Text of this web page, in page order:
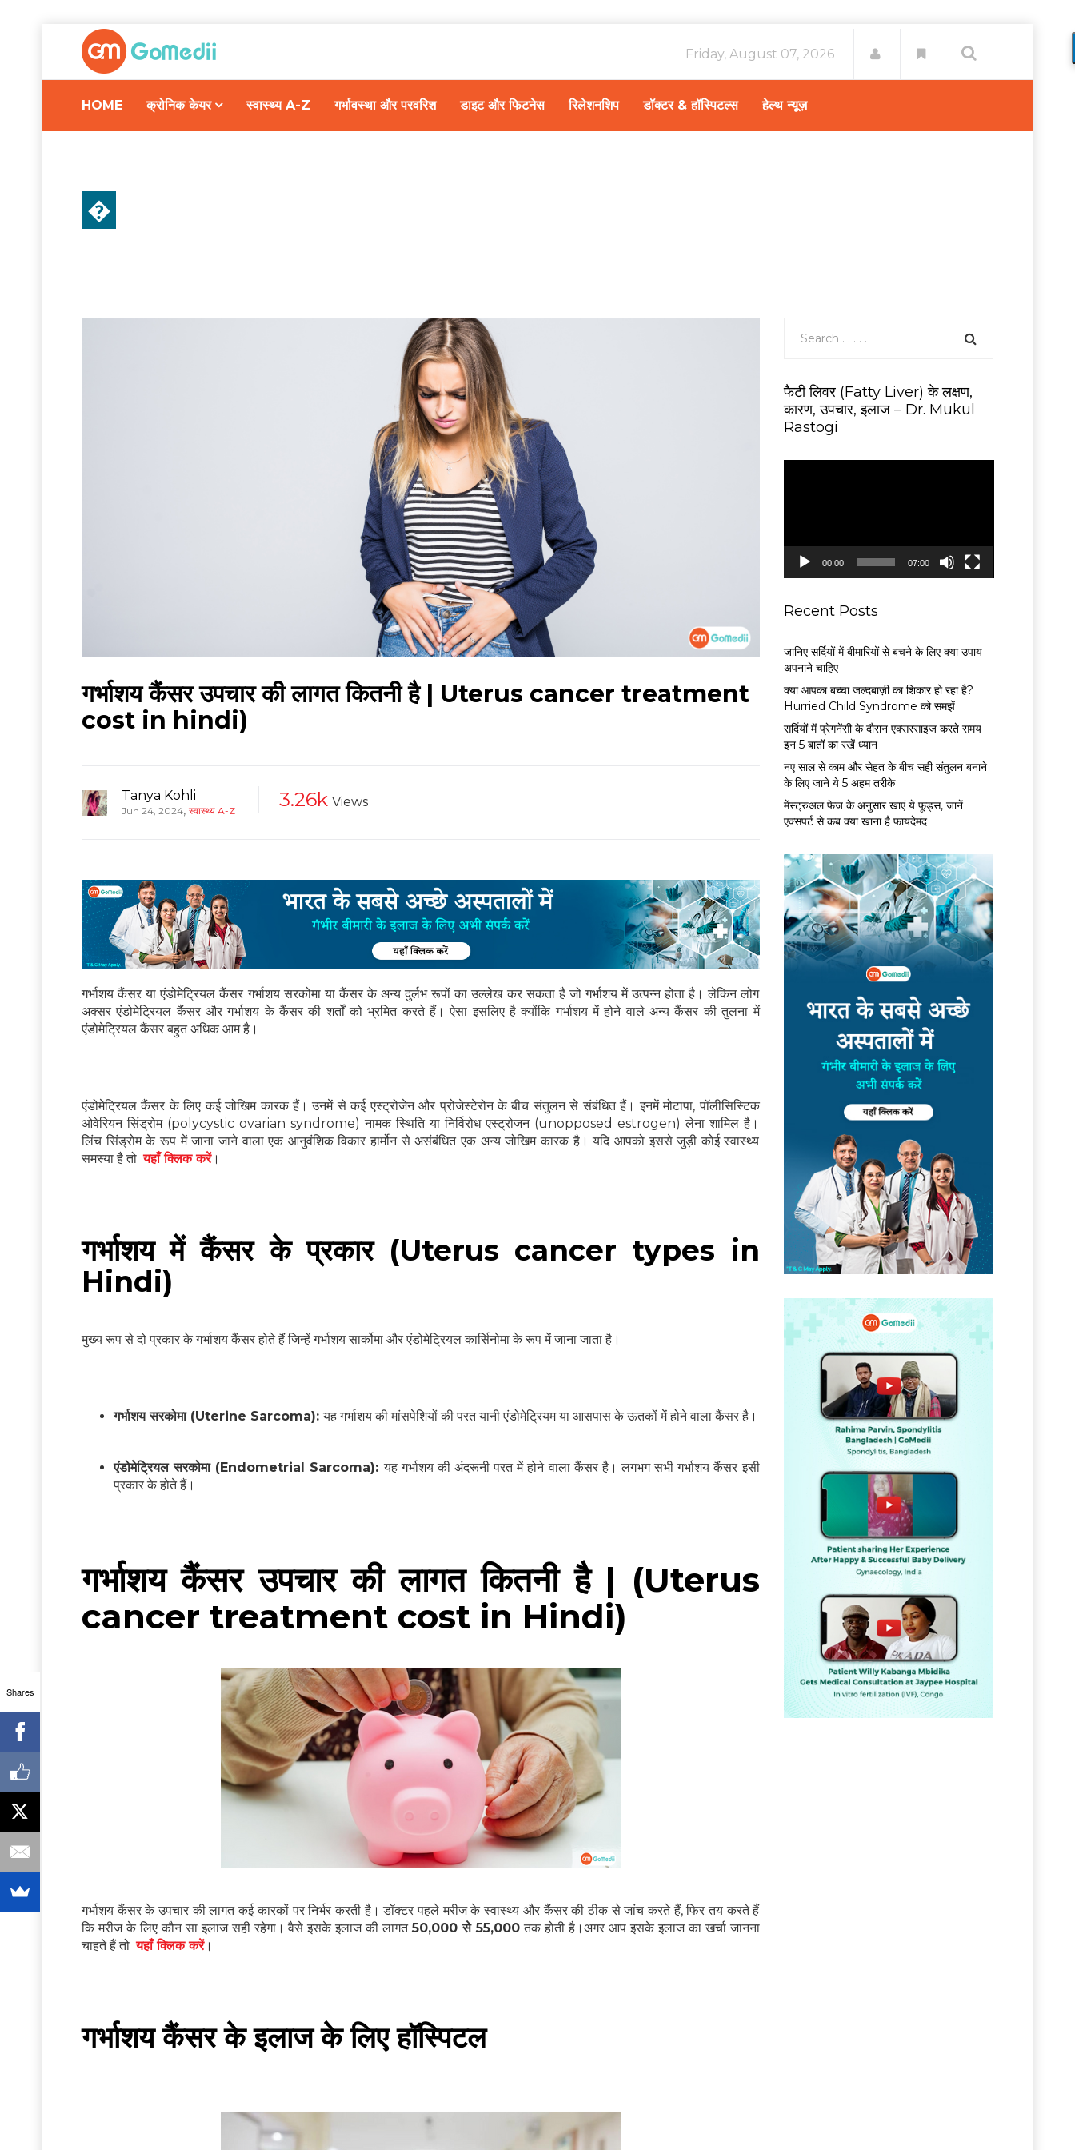
Friday, August 07, 2026
HOME क्रोनिक केयर स्वास्थ्य A-Z गर्भावस्था और परवरिश डाइट और फिटनेस रिलेशनशिप डॉक्टर & हॉस्पिटल्स हेल्थ न्यूज़
�
गर्भाशय कैंसर उपचार की लागत कितनी है | Uterus cancer treatment
cost in hindi)
Tanya Kohli
Jun 24, 2024, स्वास्थ्य A-Z 3.26k Views
गर्भाशय कैंसर या एंडोमेट्रियल कैंसर गर्भाशय सरकोमा या कैंसर के अन्य दुर्लभ रूपों का उल्लेख कर सकता है जो गर्भाशय में उत्पन्न होता है। लेकिन लोग
अक्सर एंडोमेट्रियल कैंसर और गर्भाशय के कैंसर की शर्तों को भ्रमित करते हैं। ऐसा इसलिए है क्योंकि गर्भाशय में होने वाले अन्य कैंसर की तुलना में
एंडोमेट्रियल कैंसर बहुत अधिक आम है।
एंडोमेट्रियल कैंसर के लिए कई जोखिम कारक हैं। उनमें से कई एस्ट्रोजेन और प्रोजेस्टेरोन के बीच संतुलन से संबंधित हैं। इनमें मोटापा, पॉलीसिस्टिक
ओवेरियन सिंड्रोम (polycystic ovarian syndrome) नामक स्थिति या निर्विरोध एस्ट्रोजन (unopposed estrogen) लेना शामिल है।
लिंच सिंड्रोम के रूप में जाना जाने वाला एक आनुवंशिक विकार हार्मोन से असंबंधित एक अन्य जोखिम कारक है। यदि आपको इससे जुड़ी कोई स्वास्थ्य
समस्या है तोयहाँ क्लिक करें।
गर्भाशय में कैंसर के प्रकार (Uterus cancer types in
Hindi)
मुख्य रूप से दो प्रकार के गर्भाशय कैंसर होते हैं जिन्हें गर्भाशय सार्कोमा और एंडोमेट्रियल कार्सिनोमा के रूप में जाना जाता है।
गर्भाशय सरकोमा (Uterine Sarcoma):यह गर्भाशय की मांसपेशियों की परत यानी एंडोमेट्रियम या आसपास के ऊतकों में होने वाला कैंसर है।
एंडोमेट्रियल सरकोमा (Endometrial Sarcoma):यह गर्भाशय की अंदरूनी परत में होने वाला कैंसर है। लगभग सभी गर्भाशय कैंसर इसी
प्रकार के होते हैं।
गर्भाशय कैंसर उपचार की लागत कितनी है | (Uterus
cancer treatment cost in Hindi)
गर्भाशय कैंसर के उपचार की लागत कई कारकों पर निर्भर करती है। डॉक्टर पहले मरीज के स्वास्थ्य और कैंसर की ठीक से जांच करते हैं, फिर तय करते हैं
कि मरीज के लिए कौन सा इलाज सही रहेगा। वैसे इसके इलाज की लागत50,000 से 55,000 तक होती है।अगर आप इसके इलाज का खर्चा जानना
चाहते हैं तोयहाँ क्लिक करें।
गर्भाशय कैंसर के इलाज के लिए हॉस्पिटल
फैटी लिवर (Fatty Liver) के लक्षण,
कारण, उपचार, इलाज – Dr. Mukul
Rastogi
y
00:00 07:00
Recent Posts
जानिए सर्दियों में बीमारियों से बचने के लिए क्या उपाय
अपनाने चाहिए
क्या आपका बच्चा जल्दबाज़ी का शिकार हो रहा है?
Hurried Child Syndrome को समझें
सर्द‍ियों में प्रेगनेंसी के दौरान एक्सरसाइज करते समय
इन 5 बातों का रखें ध्यान
नए साल से काम और सेहत के बीच सही संतुलन बनाने
के लिए जाने ये 5 अहम तरीके
मेंस्ट्रुअल फेज के अनुसार खाएं ये फूड्स, जानें
एक्सपर्ट से कब क्या खाना है फायदेमंद
Shares
SUBSCRIBE NOW
हेल्थकेयर कम्युनिटी को
ज्वाइन करें
निचे बॉक्स में अपना ईमेल एंटर करें
स्वास्थ्य संबंधी जानकारी सबसे पहले